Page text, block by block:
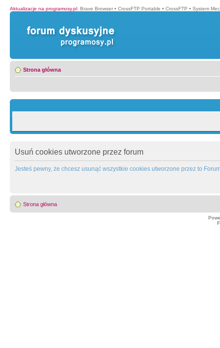
Aktualizacje na programosy.pl: Brave Browser • CrossFTP Portable • CrossFTP • System
Strona główna
Usuń cookies utworzone przez forum
Jesteś pewny, że chcesz usunąć wszystkie cookies utworzone przez to
Strona główna